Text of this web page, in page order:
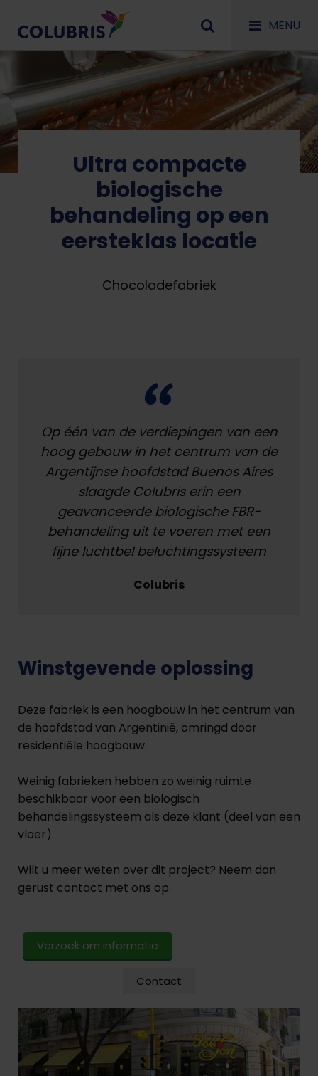
MENU
Ultra compacte
biologische
behandeling op een
eersteklas locatie
Chocoladefabriek
Op één van de verdiepingen van een
hoog gebouw in het centrum van de
Argentijnse hoofdstad Buenos Aires
slaagde Colubris erin een
geavanceerde biologische FBR-
behandeling uit te voeren met een
fijne luchtbel beluchtingssysteem
Colubris
Winstgevende oplossing
Deze fabriek is een hoogbouw in het centrum van
de hoofdstad van Argentinië, omringd door
residentiële hoogbouw.
Weinig fabrieken hebben zo weinig ruimte
beschikbaar voor een biologisch
behandelingssysteem als deze klant (deel van een
vloer).
Wilt u meer weten over dit project? Neem dan
gerust contact met ons op.
Verzoek om informatie
Contact